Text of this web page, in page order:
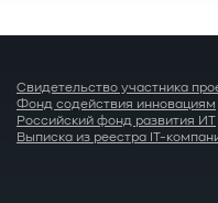
Свидетельство участника
Фонд содействия инновациям
Российский фонд развития ИТ
Выписка из реестра IT-